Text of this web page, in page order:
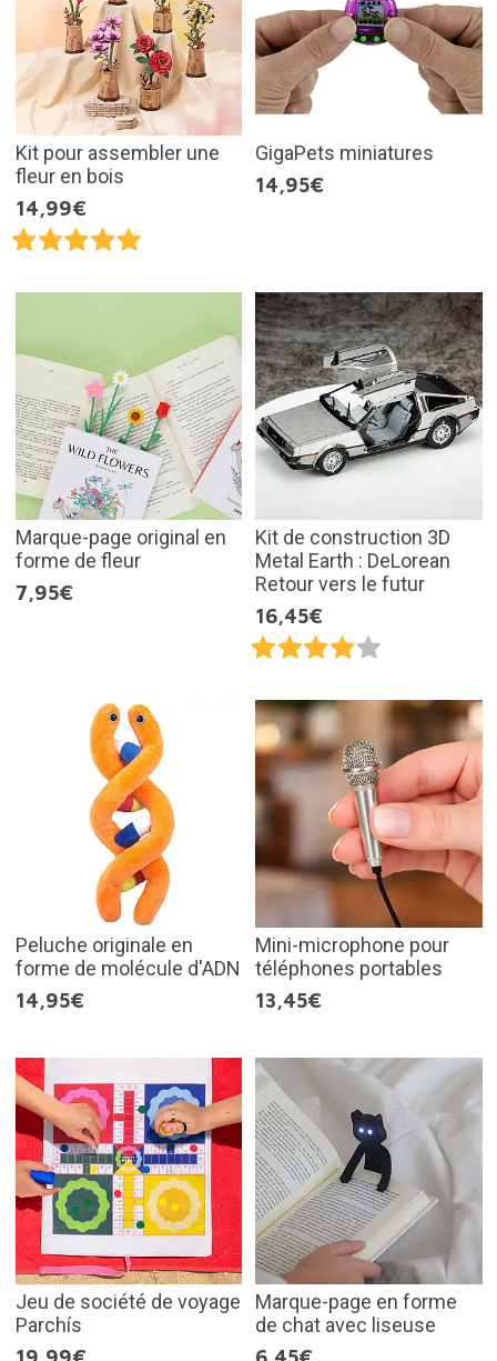
Kit pour assembler une
fleur en bois
14,99€
GigaPets miniatures
14,95€
Marque-page original en
forme de fleur
7,95€
Kit de construction 3D
Metal Earth : DeLorean
Retour vers le futur
16,45€
Peluche originale en
forme de molécule d'ADN
14,95€
Mini-microphone pour
téléphones portables
13,45€
Jeu de société de voyage
Parchís
Marque-page en forme
de chat avec liseuse